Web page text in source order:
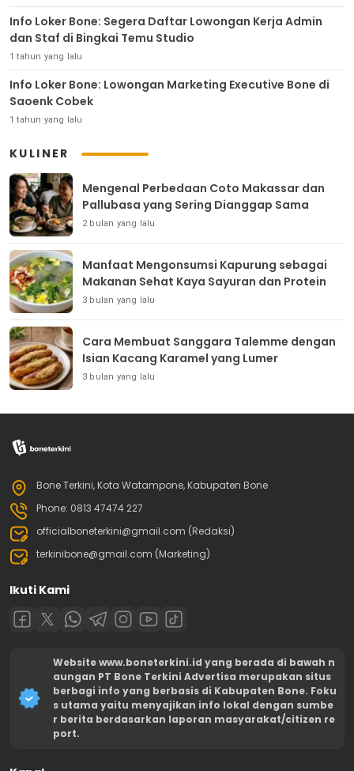
Info Loker Bone: Segera Daftar Lowongan Kerja Admin
dan Staf di Bingkai Temu Studio
1 tahun yang lalu
Info Loker Bone: Lowongan Marketing Executive Bone di
Saoenk Cobek
1 tahun yang lalu
KULINER
Mengenal Perbedaan Coto Makassar dan
Pallubasa yang Sering Dianggap Sama
2 bulan yang lalu
Manfaat Mengonsumsi Kapurung sebagai
Makanan Sehat Kaya Sayuran dan Protein
3 bulan yang lalu
Cara Membuat Sanggara Talemme dengan
Isian Kacang Karamel yang Lumer
3 bulan yang lalu
Bone Terkini, Kota Watampone, Kabupaten Bone
Phone: 0813 47474 227
officialboneterkini@gmail.com (Redaksi)
terkinibone@gmail.com (Marketing)
Ikuti Kami
Website www.boneterkini.id yang berada di bawah n
aungan PT Bone Terkini Advertisa merupakan situs
berbagi info yang berbasis di Kabupaten Bone. Foku
s utama yaitu menyajikan info lokal dengan sumbe
r berita berdasarkan laporan masyarakat/citizen re
port.